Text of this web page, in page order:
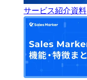
サービス紹介資料